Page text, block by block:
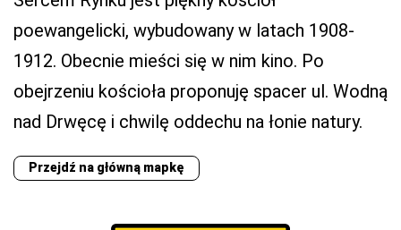
poewangelicki, wybudowany w latach 1908-
1912. Obecnie mieści się w nim kino. Po
obejrzeniu kościoła proponuję spacer ul. Wodną
nad Drwęcę i chwilę oddechu na łonie natury.
Przejdź na główną mapkę